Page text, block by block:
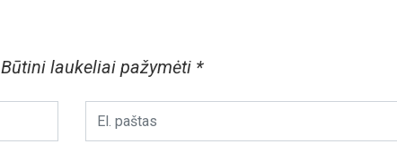
Būtini laukeliai pažymėti *